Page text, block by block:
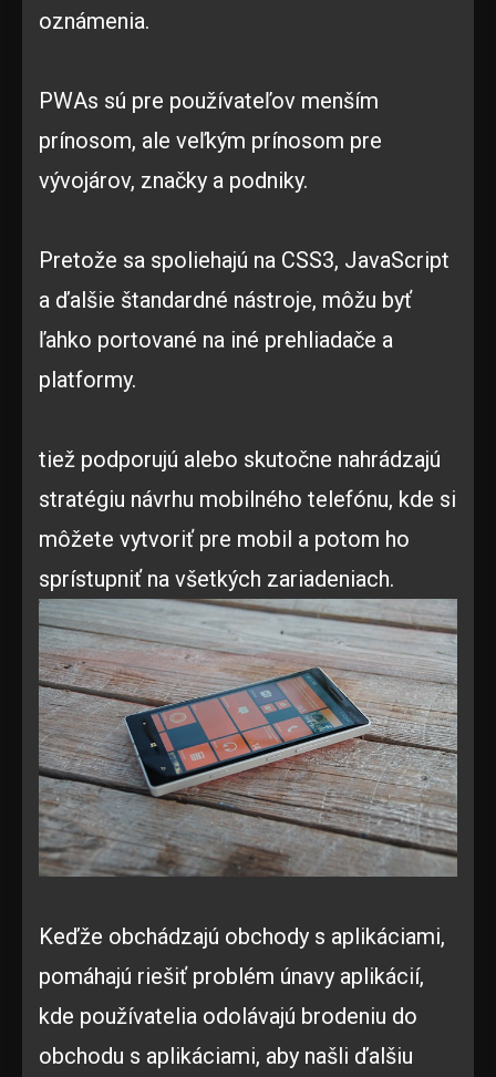
oznámenia.
PWAs sú pre používateľov menším
prínosom, ale veľkým prínosom pre
vývojárov, značky a podniky.
Pretože sa spoliehajú na CSS3, JavaScript
a ďalšie štandardné nástroje, môžu byť
ľahko portované na iné prehliadače a
platformy.
tiež podporujú alebo skutočne nahrádzajú
stratégiu návrhu mobilného telefónu, kde si
môžete vytvoriť pre mobil a potom ho
sprístupniť na všetkých zariadeniach.
Keďže obchádzajú obchody s aplikáciami,
pomáhajú riešiť problém únavy aplikácií,
kde používatelia odolávajú brodeniu do
obchodu s aplikáciami, aby našli ďalšiu